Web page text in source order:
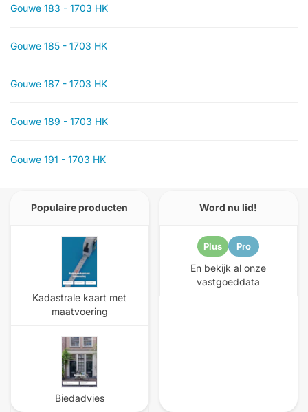
Gouwe 183 - 1703 HK
Gouwe 185 - 1703 HK
Gouwe 187 - 1703 HK
Gouwe 189 - 1703 HK
Gouwe 191 - 1703 HK
Populaire producten
Kadastrale kaart met
maatvoering
Biedadvies
Word nu lid!
Plus Pro
En bekijk al onze
vastgoeddata